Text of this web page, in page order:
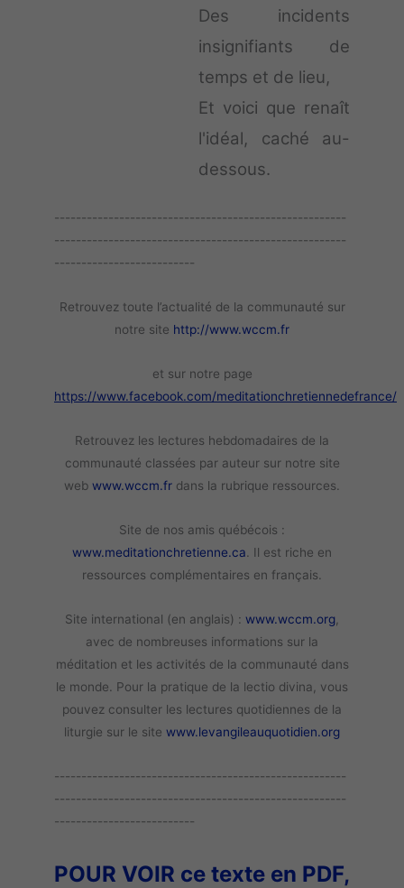
Des incidents
insignifiants de
temps et de lieu,
Et voici que renaît
l'idéal, caché au-
dessous.
------------------------------------------------------
------------------------------------------------------
--------------------------
Retrouvez toute l’actualité de la communauté sur
notre site http://www.wccm.fr
et sur notre page
https://www.facebook.com/meditationchretiennedefrance/
Retrouvez les lectures hebdomadaires de la
communauté classées par auteur sur notre site
web www.wccm.fr dans la rubrique ressources.
Site de nos amis québécois :
www.meditationchretienne.ca . Il est riche en
ressources complémentaires en français.
Site international (en anglais) : www.wccm.org
avec de nombreuses informations sur la
méditation et les activités de la communauté dans
le monde. Pour la pratique de la lectio divina, vous
pouvez consulter les lectures quotidiennes de la
liturgie sur le site www.levangileauquotidien.org
------------------------------------------------------
------------------------------------------------------
--------------------------
POUR VOIR ce texte en PDF,